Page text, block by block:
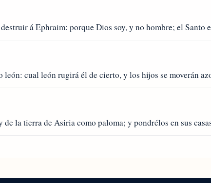
á Ephraim: porque Dios soy, y no hombre; el Santo
león: cual león rugirá él de cierto, y los hijos se moverán
la tierra de Asiria como paloma; y pondrélos en sus